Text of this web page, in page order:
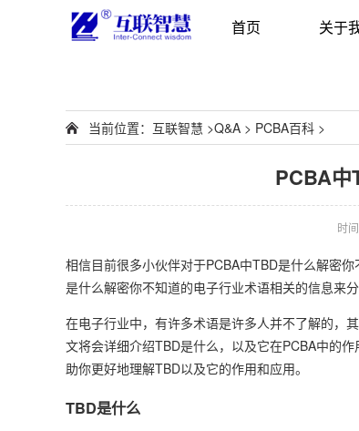
首页 关于
当前位置： 互联智慧 >Q&A > PCBA百科 >
PCBA中
时
相信目前很多小伙伴对于PCBA中TBD是什么解密
是什么解密你不知道的电子行业术语相关的信息来
在电子行业中，有许多术语是许多人并不了解的，
文将会详细介绍TBD是什么，以及它在PCBA中的
助你更好地理解TBD以及它的作用和应用。
TBD是什么